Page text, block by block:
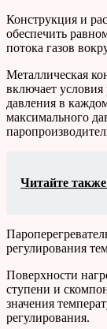
Конструкция и
обеспечить
потока газов
Металлическая
включает
давления в
максимального
Читайте
регулирования
Поверхности
ступени и
значения
регулирования.